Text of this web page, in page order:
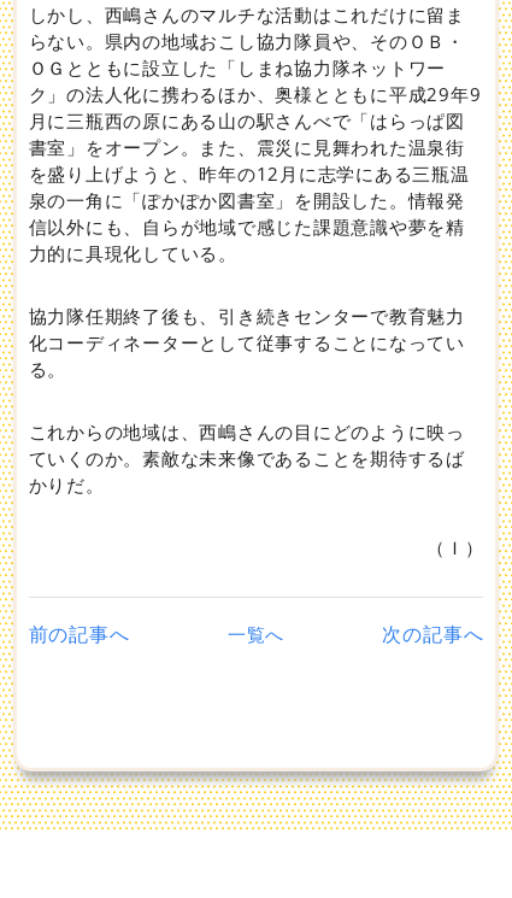
しかし、西嶋さんのマルチな活動はこれだけに留ま
らない。県内の地域おこし協力隊員や、そのＯＢ・
ＯＧとともに設立した「しまね協力隊ネットワー
ク」の法人化に携わるほか、奥様とともに平成29年9
月に三瓶西の原にある山の駅さんべで「はらっぱ図
書室」をオープン。また、震災に見舞われた温泉街
を盛り上げようと、昨年の12月に志学にある三瓶温
泉の一角に「ぽかぽか図書室」を開設した。情報発
信以外にも、自らが地域で感じた課題意識や夢を精
力的に具現化している。
協力隊任期終了後も、引き続きセンターで教育魅力
化コーディネーターとして従事することになってい
る。
これからの地域は、西嶋さんの目にどのように映っ
ていくのか。素敵な未来像であることを期待するば
かりだ。
（Ｉ）
前の記事へ 一覧へ 次の記事へ